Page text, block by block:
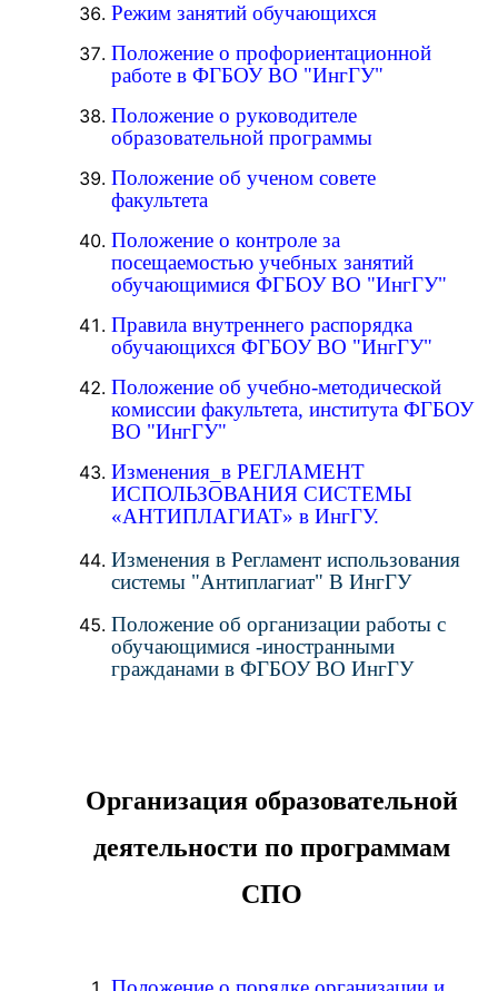
Режим занятий обучающихся
Положение о профориентационной
работе в ФГБОУ ВО "ИнгГУ"
Положение о руководителе
образовательной программы
Положение об ученом совете
факультета
Положение о контроле за
посещаемостью учебных занятий
обучающимися ФГБОУ ВО "ИнгГУ"
Правила внутреннего распорядка
обучающихся ФГБОУ ВО "ИнгГУ"
Положение об учебно-методической
комиссии факультета, института ФГБОУ
ВО "ИнгГУ"
Изменения_в РЕГЛАМЕНТ
ИСПОЛЬЗОВАНИЯ СИСТЕМЫ
«АНТИПЛАГИАТ» в ИнгГУ.
Изменения в Регламент использования
системы "Антиплагиат" В ИнгГУ
Положение об организации работы с
обучающимися -иностранными
гражданами в ФГБОУ ВО ИнгГУ
Организация образовательной
деятельности по программам
СПО